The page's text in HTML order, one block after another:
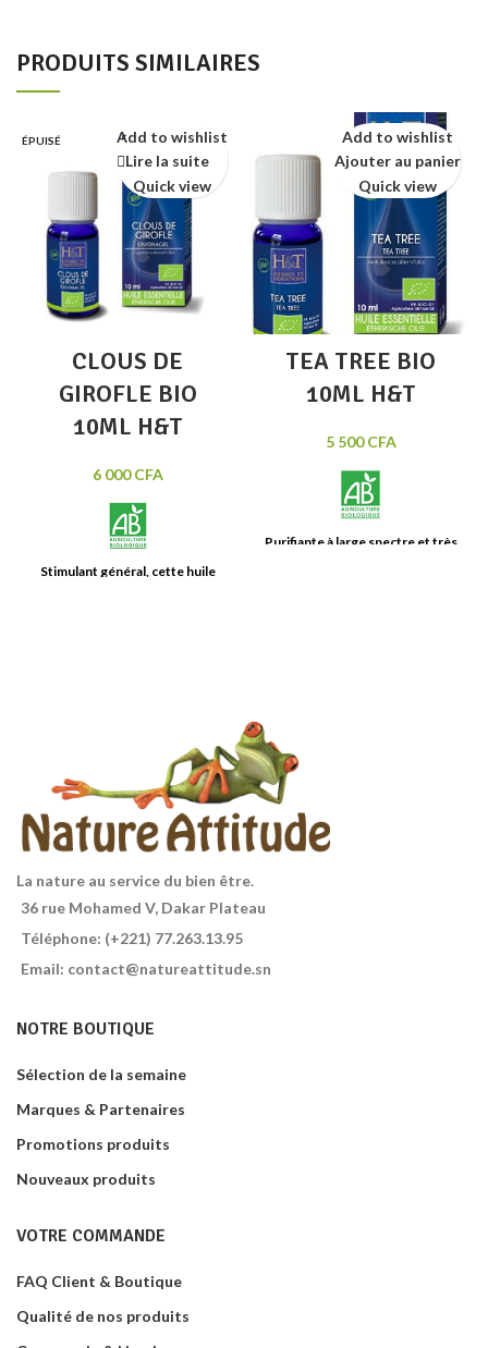
PRODUITS SIMILAIRES
ÉPUISÉ
CLOUS DE
GIROFLE BIO
10ML H&T
6 000CFA
Stimulant général, cette huile
Add to wishlist
Lire la suite
Quick view
TEA TREE BIO
10ML H&T
5 500CFA
Purifiante à large spectre et très
Add to wishlist
Ajouter au panier
Quick view
La nature au service du bien être.
36 rue Mohamed V, Dakar Plateau
Téléphone: (+221) 77.263.13.95
Email: contact@natureattitude.sn
NOTRE BOUTIQUE
Sélection de la semaine
Marques & Partenaires
Promotions produits
Nouveaux produits
VOTRE COMMANDE
FAQ Client & Boutique
Qualité de nos produits